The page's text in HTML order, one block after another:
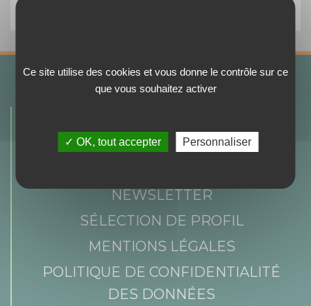
DOCUMENTATIONS
NEWSLETTER
SÉLECTION DE PROFIL
MENTIONS LÉGALES
POLITIQUE DE CONFIDENTIALITÉ
DES DONNÉES
Ce site utilise des cookies et vous donne le contrôle sur ce
que vous souhaitez activer
✓ OK, tout accepter Personnaliser